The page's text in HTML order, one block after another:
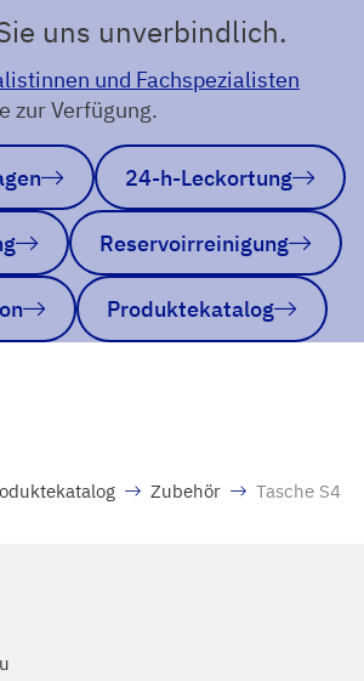
uns unverbindlich.
und Fachspezialisten
zur Verfügung.
24-h-Leckortung
Reservoirreinigung
Produktekatalog
Zubehör Tasche S4